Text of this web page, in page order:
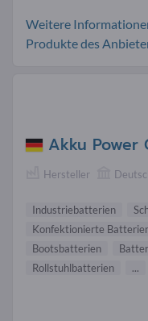
Weitere
Produkte des
Akku Power
Hersteller
Industriebatterien
Konfektionierte
Bootsbatterien
Rollstuhlbatterien
...